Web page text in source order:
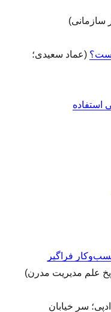
سازمانی)
(عماد سعیدی؛
استفاده
فراگیر
علم مدیریت مدرن)
سر خیابان